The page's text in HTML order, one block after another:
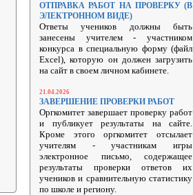
ОТПРАВКА РАБОТ НА ПРОВЕРКУ (В
ЭЛЕКТРОННОМ ВИДЕ)
Ответы учеников должны быть
занесены учителем - участником
конкурса в специальную форму (файл
Excel), которую он должен загрузить
на сайт в своем личном кабинете.
21.04.2026
ЗАВЕРШЕНИЕ ПРОВЕРКИ РАБОТ
Оргкомитет завершает проверку работ
и публикует результаты на сайте.
Кроме этого оргкомитет отсылает
учителям - участникам игры
электронное письмо, содержащее
результаты проверки ответов их
учеников и сравнительную статистику
по школе и региону.